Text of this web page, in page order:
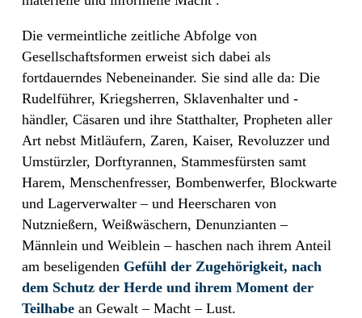
Die vermeintliche zeitliche Abfolge von
Gesellschaftsformen erweist sich dabei als
fortdauerndes Nebeneinander. Sie sind alle da: Die
Rudelführer, Kriegsherren, Sklavenhalter und -
händler, Cäsaren und ihre Statthalter, Propheten aller
Art nebst Mitläufern, Zaren, Kaiser, Revoluzzer und
Umstürzler, Dorftyrannen, Stammesfürsten samt
Harem, Menschenfresser, Bombenwerfer, Blockwarte
und Lagerverwalter – und Heerscharen von
Nutznießern, Weißwäschern, Denunzianten –
Männlein und Weiblein – haschen nach ihrem Anteil
am beseligenden Gefühl der Zugehörigkeit, nach
dem Schutz der Herde und ihrem Moment der
Teilhabe an Gewalt – Macht – Lust.